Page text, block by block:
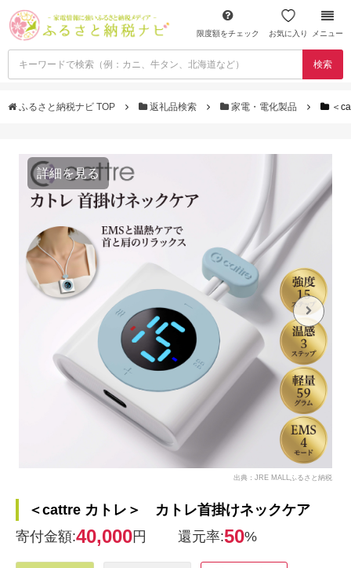
限度額をチェック お気に入り メニュー
検索
ふるさと納税ナビ TOP 返礼品検索 家電・電化製品 ＜
詳細を見る
出典：JRE MALLふるさと納税
＜cattre カトレ＞ カトレ首掛けネックケア
寄付金額:40,000円 還元率:50%